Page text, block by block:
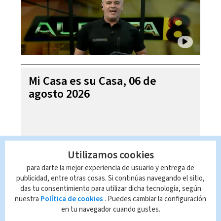
Mi Casa es su Casa, 06 de
agosto 2026
Utilizamos cookies
para darte la mejor experiencia de usuario y entrega de
publicidad, entre otras cosas. Si continúas navegando el sitio,
das tu consentimiento para utilizar dicha tecnología, según
nuestra Política de cookies . Puedes cambiar la configuración
en tu navegador cuando gustes.